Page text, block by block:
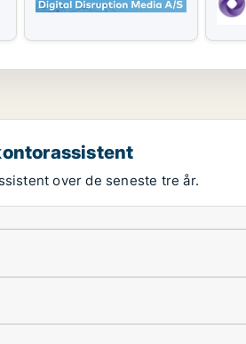
over de seneste tre år.